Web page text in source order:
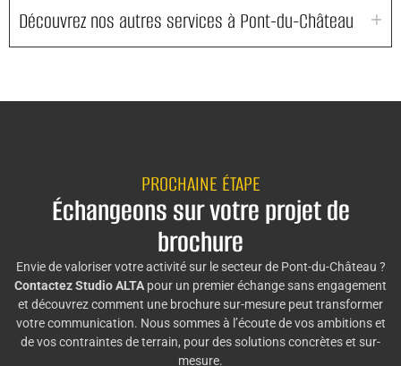
Découvrez nos autres services à Pont-du-Château
PROCHAINE ÉTAPE
Échangeons sur votre projet de
brochure
Envie de valoriser votre activité sur le secteur de Pont-du-Château ?
Contactez Studio ALTA pour un premier échange sans engagement
et découvrez comment une brochure sur-mesure peut transformer
votre communication. Nous sommes à l’écoute de vos ambitions et
de vos contraintes de terrain, pour des solutions concrètes et sur-
mesure.